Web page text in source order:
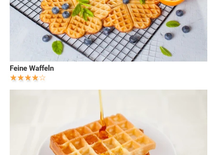
Feine Waffeln